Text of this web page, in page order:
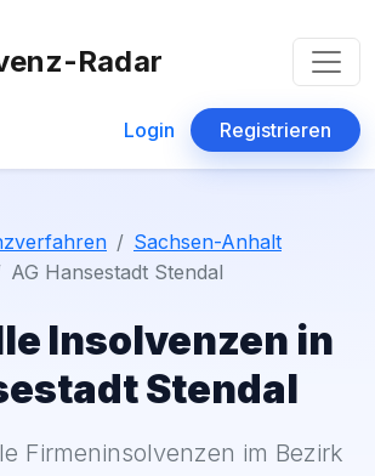
Radar
Login Registrieren
Sachsen-Anhalt
AG Hansestadt Stendal
Insolvenzen in
Stendal
Firmeninsolvenzen im Bezirk